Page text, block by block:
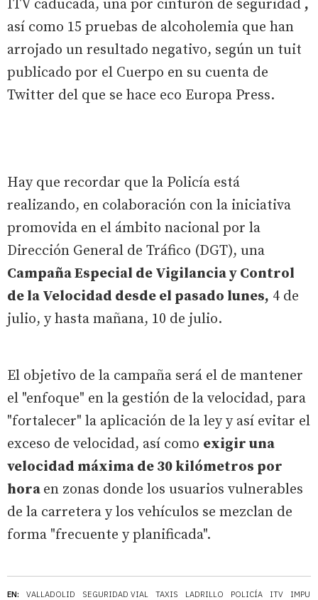
EN: VALLADOLID SEGURIDAD VIAL TAXIS LADRILLO POLICÍA ITV
ITV caducada, una por cinturón de seguridad ,
así como 15 pruebas de alcoholemia que han
arrojado un resultado negativo, según un tuit
publicado por el Cuerpo en su cuenta de
Twitter del que se hace eco Europa Press.
Hay que recordar que la Policía está
realizando, en colaboración con la iniciativa
promovida en el ámbito nacional por la
Dirección General de Tráfico (DGT), una
Campaña Especial de Vigilancia y Control
de la Velocidad desde el pasado lunes, 4 de
julio, y hasta mañana, 10 de julio.
El objetivo de la campaña será el de mantener
el "enfoque" en la gestión de la velocidad, para
"fortalecer" la aplicación de la ley y así evitar el
exceso de velocidad, así como exigir una
velocidad máxima de 30 kilómetros por
hora en zonas donde los usuarios vulnerables
de la carretera y los vehículos se mezclan de
forma "frecuente y planificada".